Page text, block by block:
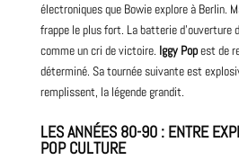
électroniques que Bowie explore à Berlin.
frappe le plus fort. La batterie d’ouverture
comme un cri de victoire. Iggy Popest de
déterminé. Sa tournée suivante est
remplissent, la légende grandit.
LES ANNÉES 80-90 : ENTRE
POP CULTURE